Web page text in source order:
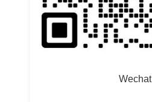
Wechat